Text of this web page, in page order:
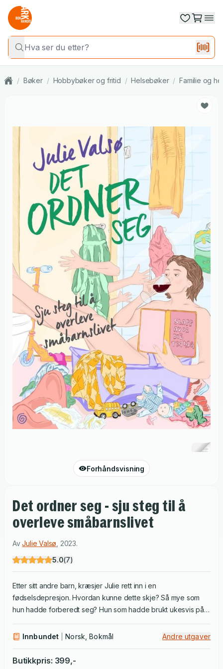
/ Bøker / Hobbybøker og fritid / Helsebøker / Familie og
Forhåndsvisning
Det ordner seg - sju steg til å
overleve småbarnslivet
AvJulie Valsø 2023.
5.0(7)
Etter sitt andre barn, kræsjer Julie rett inn i en
fødselsdepresjon. Hvordan kunne dette skje? Så mye som
hun hadde forberedt seg? Hun som hadde brukt ukesvis på å
du ikke visste du trengte», lest utallige anmeldelser på
dinousarkake - alt for å få tiden til å gå opp. Julie skriver
Innbundet Norsk, Bokmål Andre utgaver
Butikkpris: 399,-